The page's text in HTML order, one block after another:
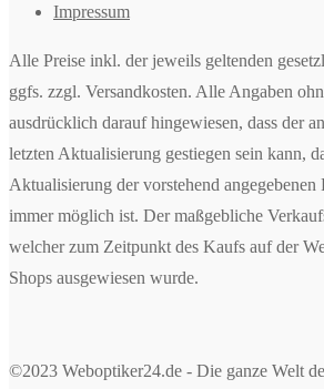
Impressum
Alle Preise inkl. der jeweils geltenden
ggfs. zzgl. Versandkosten. Alle Angaben
ausdrücklich darauf hingewiesen, dass der
letzten Aktualisierung gestiegen sein kann,
Aktualisierung der vorstehend angegebenen
immer möglich ist. Der maßgebliche
welcher zum Zeitpunkt des Kaufs auf der
Shops ausgewiesen wurde.
©2023 Weboptiker24.de - Die ganze Welt